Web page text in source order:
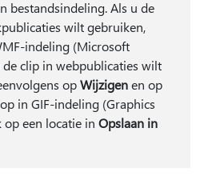
bestandsindeling. Als u de
wilt gebruiken,
indeling (Microsoft
clip in webpublicaties wilt
opWijzigenen op
in GIF-indeling (Graphics
op een locatie in Opslaan in